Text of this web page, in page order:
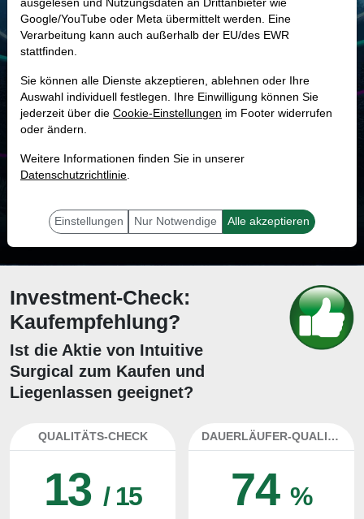
Marktkapitalisierung 133,83 Mrd. USD
Unternehmenswert
Umsatz 10,06 Mrd. USD
29.1 %
mit dieser Aktie erfolgreich sein.
Investment-Check:
Kaufempfehlung?
Ist die Aktie von Intuitive
Surgical zum Kaufen und
Liegenlassen geeignet?
QUALITÄTS-CHECK
13 / 15
DAUERLÄUFER-QUALITÄTEN
74%
ausgelesen und Nutzungsdaten an Drittanbieter wie
Google/YouTube oder Meta übermittelt werden. Eine
Verarbeitung kann auch außerhalb der EU/des EWR
stattfinden.
Sie können alle Dienste akzeptieren, ablehnen oder Ihre
Auswahl individuell festlegen. Ihre Einwilligung können Sie
jederzeit über die Cookie-Einstellungen im Footer widerrufen
oder ändern.
Weitere Informationen finden Sie in unserer
Datenschutzrichtlinie.
Einstellungen Nur Notwendige Alle akzeptieren